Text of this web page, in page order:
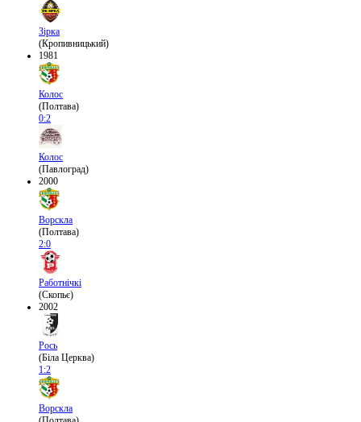
Зірка
(Кропивницький)
1981
Колос
(Полтава)
0:2
Колос
(Павлоград)
2000
Ворскла
(Полтава)
2:0
Работнічкі
(Скопьє)
2002
Рось
(Біла Церква)
1:2
Ворскла